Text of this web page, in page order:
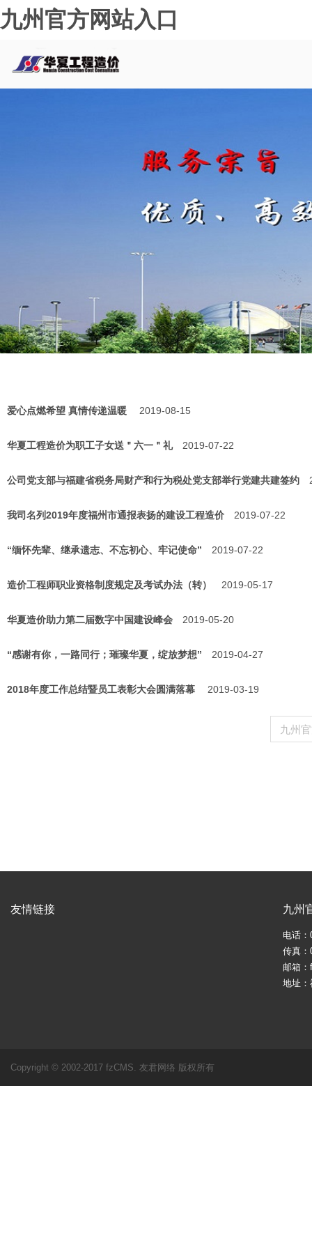
九州官方网站入口
爱心点燃希望 真情传递温暖 2019-08-15
华夏工程造价为职工子女送＂六一＂礼 2019-07-22
公司党支部与福建省税务局财产和行为税处党支部举行党建共建签约
我司名列2019年度福州市通报表扬的建设工程造价 2019-07-22
“缅怀先辈、继承遗志、不忘初心、牢记使命” 2019-07-22
造价工程师职业资格制度规定及考试办法（转） 2019-05-17
华夏造价助力第二届数字中国建设峰会 2019-05-20
“感谢有你，一路同行；璀璨华夏，绽放梦想” 2019-04-27
2018年度工作总结暨员工表彰大会圆满落幕 2019-03-19
九州
友情链接 九州
电话：
传真：
邮箱
地址
Copyright © 2002-2017 fzCMS. 友君网络 版权所有